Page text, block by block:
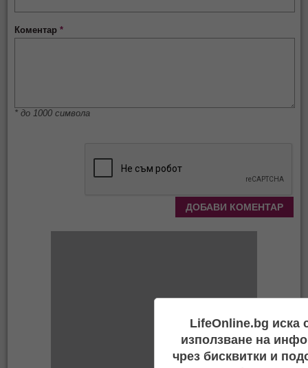
Коментар*
* до 1000 символа
LifeOnline.bg иска
използване на
чрез бисквитки и